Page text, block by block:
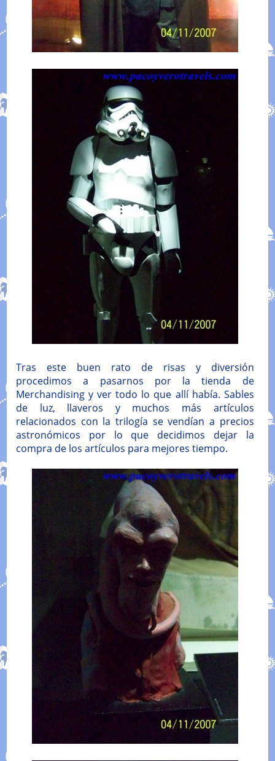
Tras este buen rato de risas y diversión
procedimos a pasarnos por la tienda de
Merchandising y ver todo lo que allí había. Sables
de luz, llaveros y muchos más artículos
relacionados con la trilogía se vendían a precios
astronómicos por lo que decidimos dejar la
compra de los artículos para mejores tiempo.